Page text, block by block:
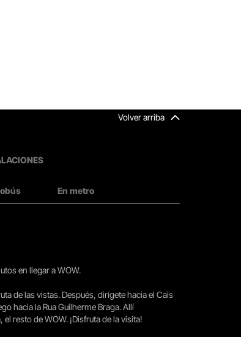
Volver arriba
En metro
en llegar a WOW.
de las vistas. Después, dirígete hacia el Cais
hacia la Rua Guilherme Braga. Allí
resto de WOW. ¡Disfruta de la visita!